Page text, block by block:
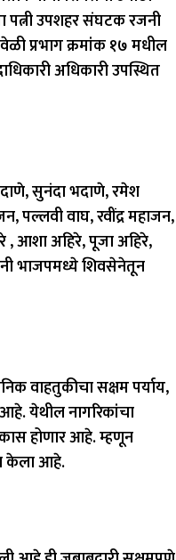
पत्नी उपशहर संघटक रजनी
प्रभाग क्रमांक १७ मधील
अधिकारी उपस्थित
सुनंदा भदाणे, रमेश
पल्लवी वाघ, रवींद्र महाजन,
, आशा अहिरे, पूजा अहिरे,
भाजपमध्ये शिवसेनेतून
वाहतुकीचा सक्षम पर्याय,
येथील नागरिकांचा
होणार आहे. म्हणून
केला आहे.